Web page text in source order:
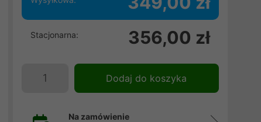
Stacjonarna: 356,00 zł
Dodaj do koszyka
Na zamówienie